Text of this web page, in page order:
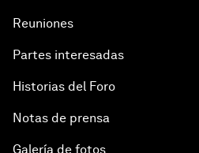
Reuniones
Partes interesadas
Historias del Foro
Notas de prensa
Galería de fotos